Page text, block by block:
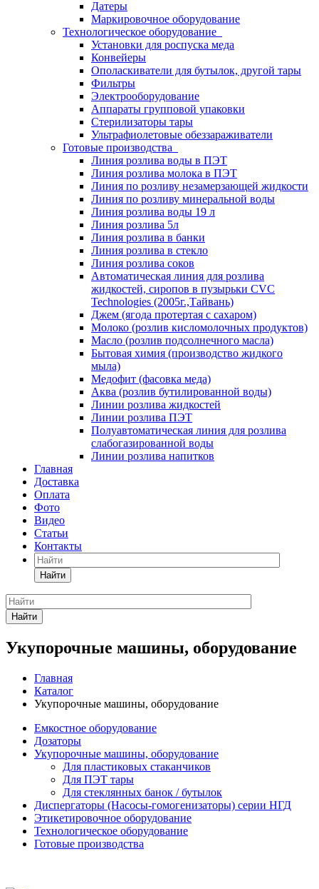
Датеры
Маркировочное оборудование
Технологическое оборудование
Установки для роспуска меда
Конвейеры
Ополаскиватели для бутылок, другой тары
Фильтры
Электрооборудование
Аппараты групповой упаковки
Стерилизаторы тары
Ультрафиолетовые обеззараживатели
Готовые производства
Линия розлива воды в ПЭТ
Линия розлива молока в ПЭТ
Линия по розливу незамерзающей жидкости
Линия по розливу минеральной воды
Линия розлива воды 19 л
Линия розлива 5л
Линия розлива в банки
Линия розлива в стекло
Линия розлива соков
Автоматическая линия для розлива
жидкостей, сиропов в пузырьки CVC
Technologies (2005г.,Тайвань)
Джем (ягода протертая с сахаром)
Молоко (розлив кисломолочных продуктов)
Масло (розлив подсолнечного масла)
Бытовая химия (производство жидкого
мыла)
Медофит (фасовка меда)
Аква (розлив бутилированной воды)
Линии розлива жидкостей
Линии розлива ПЭТ
Полуавтоматическая линия для розлива
слабогазированной воды
Линии розлива напитков
Главная
Доставка
Оплата
Фото
Видео
Статьи
Контакты
Найти
Найти
Укупорочные машины, оборудование
Главная
Каталог
Укупорочные машины, оборудование
Емкостное оборудование
Дозаторы
Укупорочные машины, оборудование
Для пластиковых стаканчиков
Для ПЭТ тары
Для стеклянных банок / бутылок
Диспергаторы (Насосы-гомогенизаторы) серии НГД
Этикетировочное оборудование
Технологическое оборудование
Готовые производства